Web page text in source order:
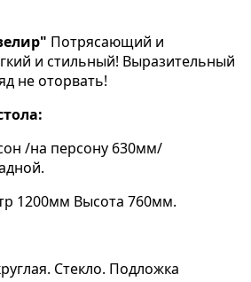
Потрясающий и
и стильный! Выразительный
не оторвать!
/на персону 630мм/
1200мм Высота 760мм.
Стекло. Подложка